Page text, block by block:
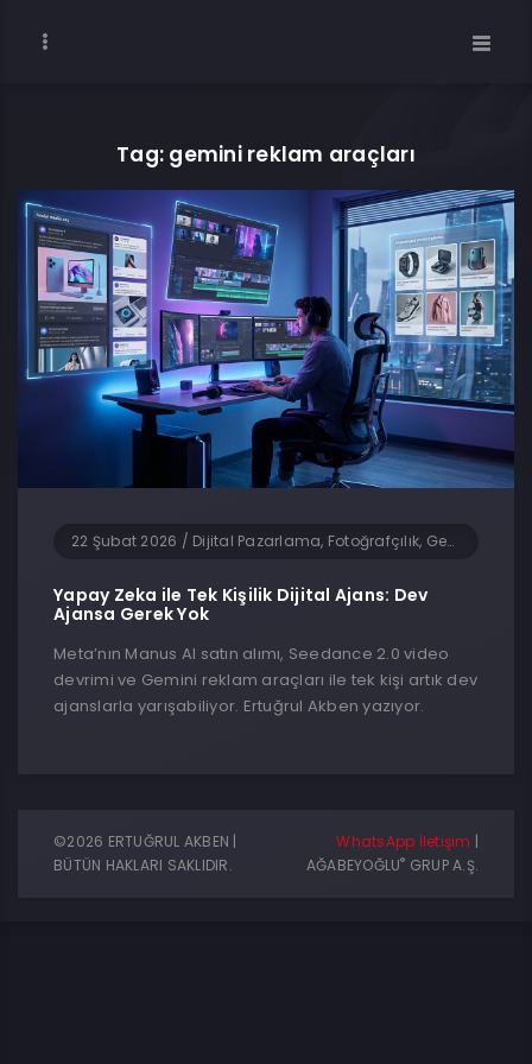
Tag: gemini reklam araçları
22 Şubat 2026 / Dijital Pazarlama, Fotoğrafçılık, Genel, Girişimcilik, Sosyal Medya, Teknoloji, Yapay Zeka, Yazılım
Yapay Zeka ile Tek Kişilik Dijital Ajans: Dev
Ajansa Gerek Yok
Meta’nın Manus AI satın alımı, Seedance 2.0 video
devrimi ve Gemini reklam araçları ile tek kişi artık dev
ajanslarla yarışabiliyor. Ertuğrul Akben yazıyor.
©2026 ERTUĞRUL AKBEN |
BÜTÜN HAKLARI SAKLIDIR.
WhatsApp İletişim |
AĞABEYOĞLU® GRUP A.Ş.